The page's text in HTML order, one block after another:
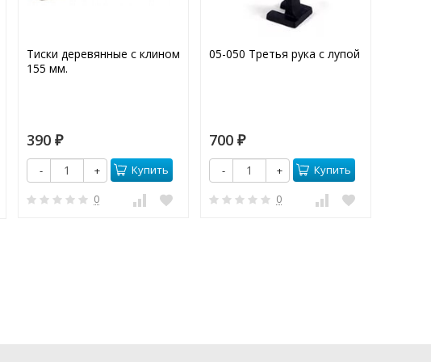
Тиски деревянные с клином
155 мм.
390 ₽
- + Купить
0
05-050 Третья рука с лупой
700 ₽
- + Купить
0